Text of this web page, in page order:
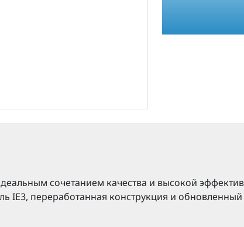
сочетанием качества и высокой
IE3, переработанная конструкция и